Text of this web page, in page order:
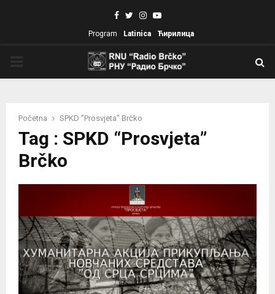
Facebook
TwitterInstagram
Youtube
Program Latinica Ћирилица
Početna SPKD "Prosvjeta" Brčko
Tag : SPKD “Prosvjeta”
Brčko